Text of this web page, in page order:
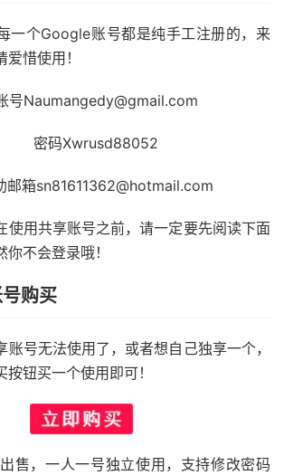
一个Google账号都是纯手工注册的，来
惜使用！
号Naumangedy@gmail.com
密码Xwrusd88052
邮箱sn81611362@hotmail.com
使用共享账号之前，请一定要先阅读下面
不会登录哦！
购买
账号无法使用了，或者想自己独享一个，
钮买一个使用即可！
售，一人一号独立使用，支持修改密码